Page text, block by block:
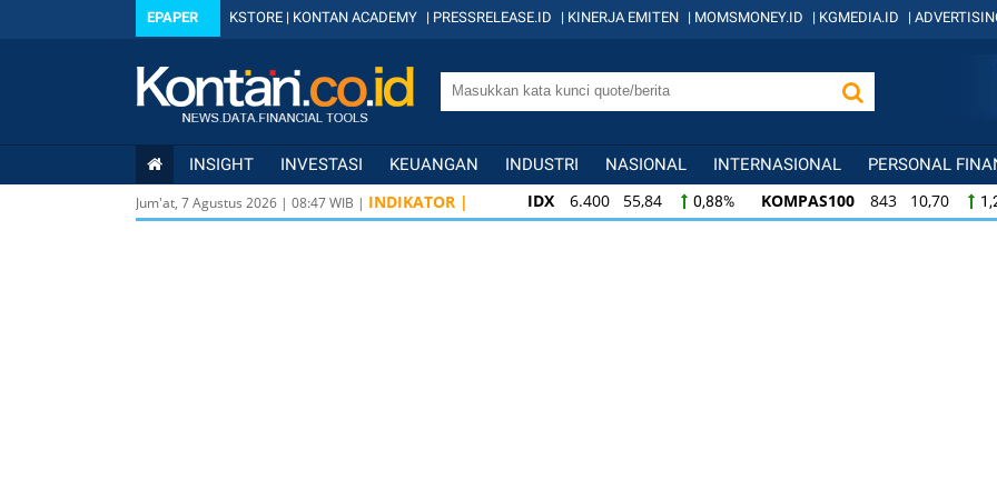
EPAPER KSTORE | KONTAN ACADEMY | PRESSRELEASE.ID | KINERJA EMITEN | MOMSMONEY.ID | KGMEDIA.ID |
INSIGHT INVESTASI KEUANGAN INDUSTRI NASIONAL INTERNASIONAL PERSONAL
Jum'at, 7 Agustus 2026 | 08:47WIB | INDIKATOR | IDX 6.400 55,84 0,88% KOMPAS100 843 10,70
KOMPAS100 843 10,70 1,28% LQ45 639 8,64